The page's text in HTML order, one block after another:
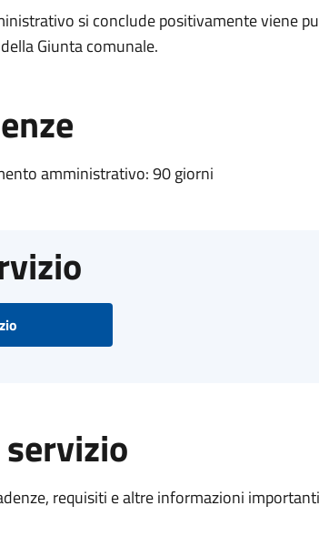
si conclude positivamente viene
Giunta comunale.
amministrativo: 90 giorni
requisiti e altre informazioni